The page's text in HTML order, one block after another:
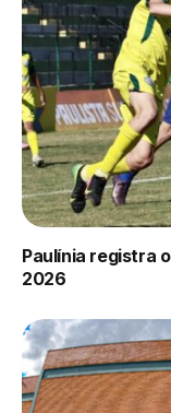
Paulínia registra
2026